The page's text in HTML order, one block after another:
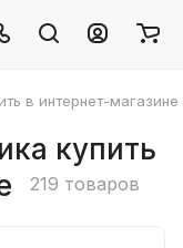
в интернет-магазине
купить
219 товаров